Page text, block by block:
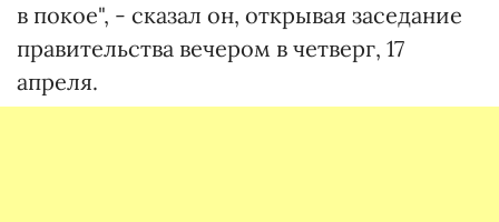
в покое", - сказал он, открывая заседание
правительства вечером в четверг, 17
апреля.